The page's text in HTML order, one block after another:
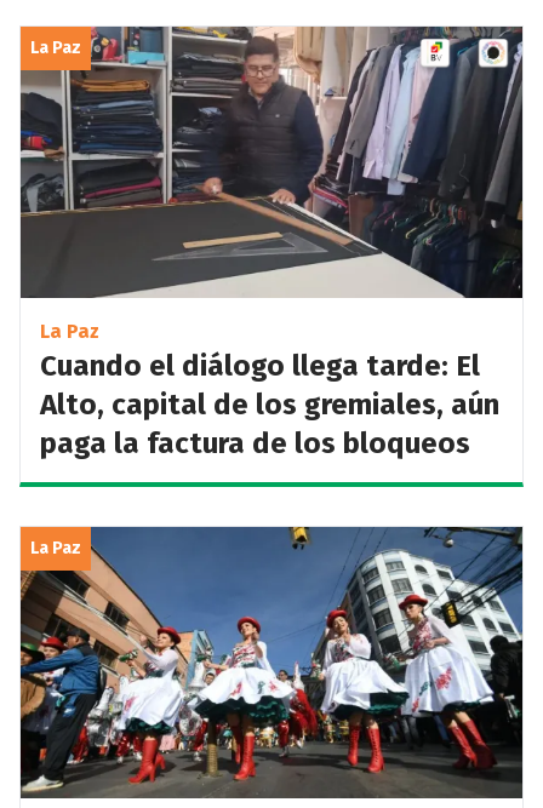
La Paz
La Paz
Cuando el diálogo llega tarde: El
Alto, capital de los gremiales, aún
paga la factura de los bloqueos
La Paz